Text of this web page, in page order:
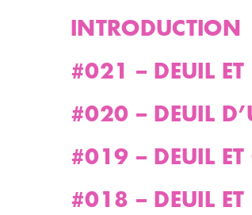
INTRODUCTION
#021 – DEUIL
#020 – DEUIL
#019 – DEUIL ET
#018 – DEUIL